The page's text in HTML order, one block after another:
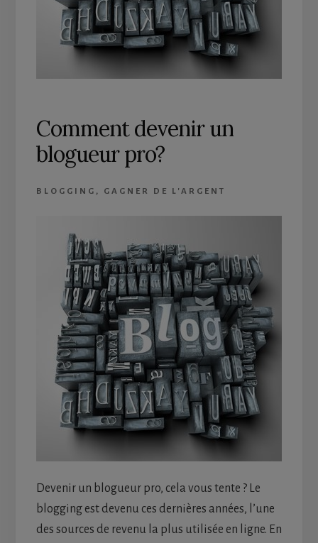
Comment devenir un
blogueur pro?
BLOGGING , GAGNER DE L'ARGENT
Devenir un blogueur pro, cela vous tente ? Le
blogging est devenu ces dernières années, l’une
des sources de revenu la plus utilisée en ligne. En